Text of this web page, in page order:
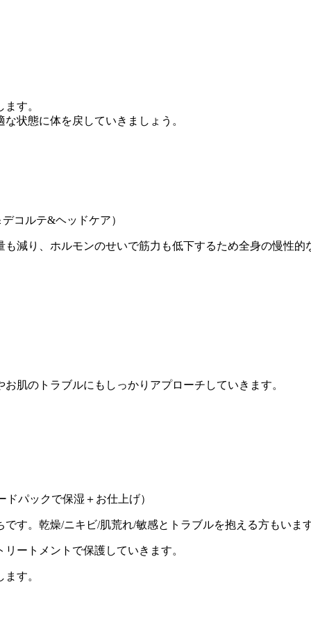
す。
状態に体を戻していきましょう。
コルテ&ヘッドケア）
減り、ホルモンのせいで筋力も低下するため全身の慢性
肌のトラブルにもしっかりアプローチしていきます。
パックで保湿＋お仕上げ）
す。乾燥/ニキビ/肌荒れ/敏感とトラブルを抱える方もいま
ートメントで保護していきます。
す。